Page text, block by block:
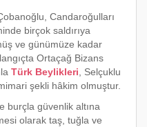
Candaroğulları
birçok saldırıya
ve günümüze kadar
Ortaçağ Bizans
Türk Beylikleri , Selçuklu
şekli hâkim olmuştur.
burçla güvenlik altına
olarak taş, tuğla ve